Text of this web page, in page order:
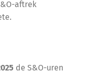
aftrek
de S&O-uren